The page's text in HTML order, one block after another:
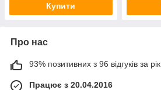
Купити
Про нас
93% позитивних з 96 відгуків за рік
Працює з 20.04.2016